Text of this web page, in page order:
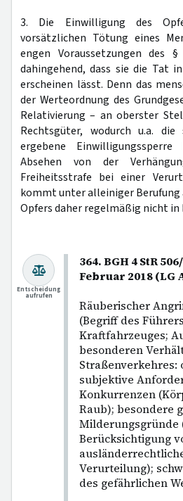
3. Die Einwilligung des
vorsätzlichen Tötung eines
engen Voraussetzungen des §
dahingehend, dass sie die Tat
erscheinen lässt. Denn das
der Werteordnung des
Relativierung – an oberster
Rechtsgüter, wodurch u.a.
ergebene
Absehen von der
Freiheitsstrafe bei einer
kommt unter alleiniger Berufung
Opfers daher regelmäßig nicht
364. BGH 4 StR
Februar 2018 (LG
Räuberischer
(Begriff des
Kraftfahrzeuges;
besonderen
Straßenverkehres:
subjektive
Konkurrenzen
Raub); besondere
Milderungsgründe
Berücksichtigung
Verurteilung);
des gefährlichen
Entscheidung
aufrufen